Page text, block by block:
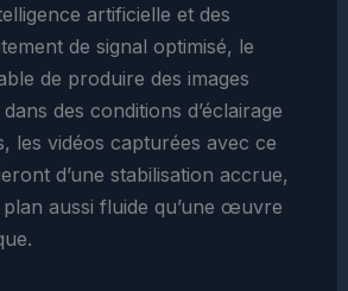
artificielle et des
de signal optimisé, le
de produire des images
des conditions d’éclairage
les vidéos capturées avec ce
d’une stabilisation accrue,
aussi fluide qu’une œuvre